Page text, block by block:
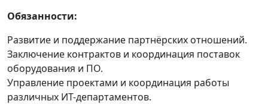
Обязанности:
Развитие и поддержание партнёрских отношений.
Заключение контрактов и координация поставок
оборудования и ПО.
Управление проектами и координация работы
различных ИТ-департаментов.